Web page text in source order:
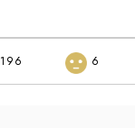
196 6